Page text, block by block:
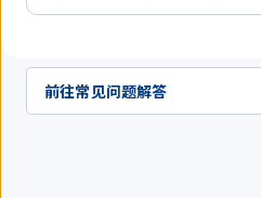
前往常见问题解答